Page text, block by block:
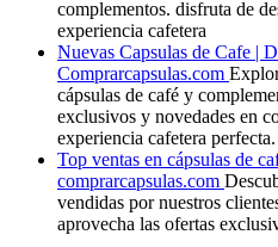
complementos. disfruta de
experiencia cafetera
Nuevas Capsulas de Cafe |
Comprarcapsulas.com
cápsulas de café y
exclusivos y novedades en
experiencia cafetera perfecta.
Top ventas en cápsulas de
comprarcapsulas.com
vendidas por nuestros
aprovecha las ofertas